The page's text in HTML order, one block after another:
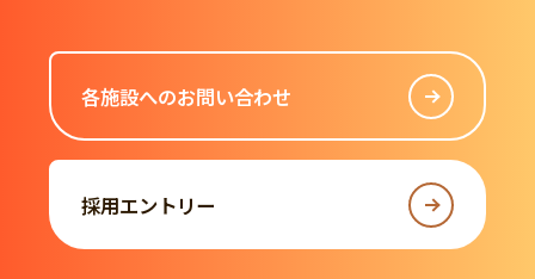
各施設へのお問い合わせ
採用エントリー